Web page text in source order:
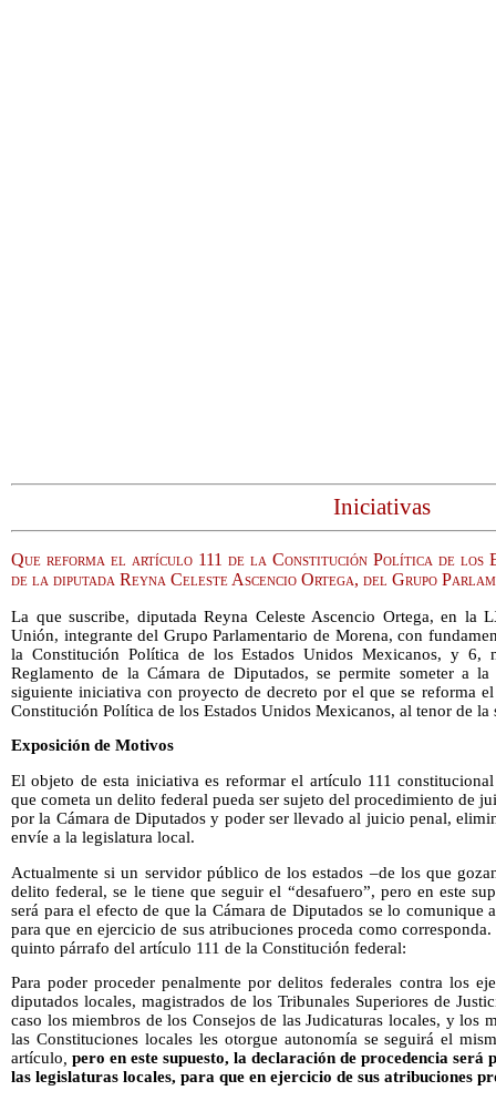
Iniciativas
Que reforma el artículo 111 de la Constitución Política de los
de la diputada Reyna Celeste Ascencio Ortega, del Grupo
La que suscribe, diputada Reyna Celeste Ascencio Ortega, en la
Unión, integrante del Grupo Parlamentario de Morena, con
la Constitución Política de los Estados Unidos Mexicanos, y
Reglamento de la Cámara de Diputados, se permite someter a
siguiente iniciativa con proyecto de decreto por el que se reforma
Constitución Política de los Estados Unidos Mexicanos, al tenor de la
Exposición de Motivos
El objeto de esta iniciativa es reformar el artículo 111
que cometa un delito federal pueda ser sujeto del procedimiento de
por la Cámara de Diputados y poder ser llevado al juicio penal,
envíe a la legislatura local.
Actualmente si un servidor público de los estados –de los que
delito federal, se le tiene que seguir el “desafuero”, pero en este
será para el efecto de que la Cámara de Diputados se lo comunique
para que en ejercicio de sus atribuciones proceda como
quinto párrafo del artículo 111 de la Constitución federal:
Para poder proceder penalmente por delitos federales contra los
diputados locales, magistrados de los Tribunales Superiores de
caso los miembros de los Consejos de las Judicaturas locales, y los
las Constituciones locales les otorgue autonomía se seguirá el
artículo, pero en este supuesto, la declaración de procedencia será
las legislaturas locales, para que en ejercicio de sus atribuciones